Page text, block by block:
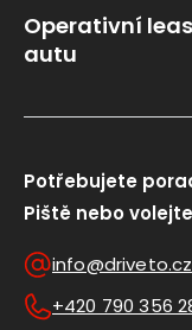
Operativní
autu
Potřebujete
Piště nebo
info@driveto.cz
+420 790 356